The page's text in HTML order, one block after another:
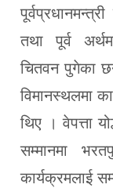
तथा पूर्व
चितवन पुगेका
विमानस्थलमा
थिए । वेपत्ता
सम्मानमा
कार्यक्रमलाई